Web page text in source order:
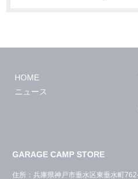
HOME
ニュース
GARAGE CAMP STORE
住所：兵庫県神戸市垂水区東垂水町